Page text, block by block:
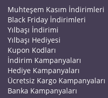
Muhteşem Kasım İndirimleri
Black Friday İndirimleri
Yılbaşı İndirimi
Yılbaşı Hediyesi
Kupon Kodları
İndirim Kampanyaları
Hediye Kampanyaları
Ücretsiz Kargo Kampanyaları
Banka Kampanyaları